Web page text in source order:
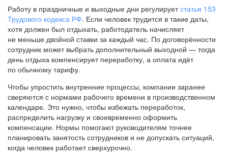
Работу в праздничные и выходные дни регулируетстатья 153
Трудового кодекса РФ. Если человек трудится в такие даты,
хотя должен был отдыхать, работодатель начисляет
не меньше двойной ставки за каждый час. По договорённости
сотрудник может выбрать дополнительный выходной — тогда
день отдыха компенсирует переработку, а оплата идёт
по обычному тарифу.
Чтобы упростить внутренние процессы, компании заранее
сверяются с нормами рабочего времени в производственном
календаре. Это нужно, чтобы избежать переработок,
распределить нагрузку и своевременно оформить
компенсации. Нормы помогают руководителям точнее
планировать занятость сотрудников и не допускать ситуаций,
когда человек работает сверхурочно.